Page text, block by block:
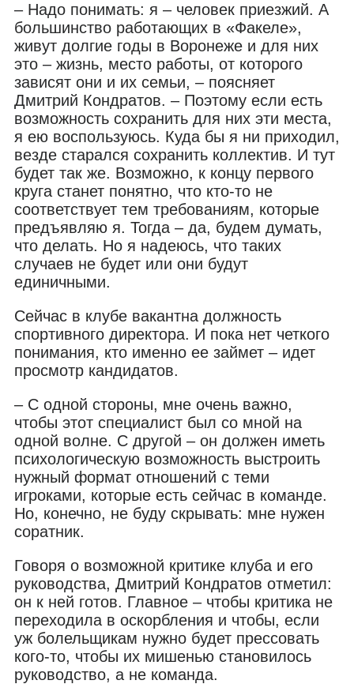
– Надо понимать: я – человек приезжий. А
большинство работающих в «Факеле»,
живут долгие годы в Воронеже и для них
это – жизнь, место работы, от которого
зависят они и их семьи, – поясняет
Дмитрий Кондратов. – Поэтому если есть
возможность сохранить для них эти места,
я ею воспользуюсь. Куда бы я ни приходил,
везде старался сохранить коллектив. И тут
будет так же. Возможно, к концу первого
круга станет понятно, что кто-то не
соответствует тем требованиям, которые
предъявляю я. Тогда – да, будем думать,
что делать. Но я надеюсь, что таких
случаев не будет или они будут
единичными.
Сейчас в клубе вакантна должность
спортивного директора. И пока нет четкого
понимания, кто именно ее займет – идет
просмотр кандидатов.
– С одной стороны, мне очень важно,
чтобы этот специалист был со мной на
одной волне. С другой – он должен иметь
психологическую возможность выстроить
нужный формат отношений с теми
игроками, которые есть сейчас в команде.
Но, конечно, не буду скрывать: мне нужен
соратник.
Говоря о возможной критике клуба и его
руководства, Дмитрий Кондратов отметил:
он к ней готов. Главное – чтобы критика не
переходила в оскорбления и чтобы, если
уж болельщикам нужно будет прессовать
кого-то, чтобы их мишенью становилось
руководство, а не команда.